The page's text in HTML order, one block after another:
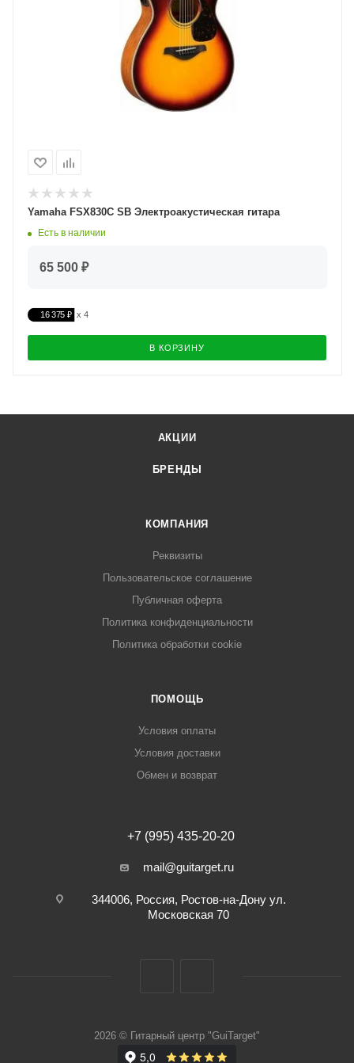
Yamaha FSX830С SB Электроакустическая гитара
Есть в наличии
65 500 ₽
16 375 ₽
В КОРЗИНУ
АКЦИИ
БРЕНДЫ
КОМПАНИЯ
Реквизиты
Пользовательское соглашение
Публичная оферта
Политика конфиденциальности
Политика обработки cookie
ПОМОЩЬ
Условия оплаты
Условия доставки
Обмен и возврат
+7 (995) 435-20-20
mail@guitarget.ru
344006, Россия, Ростов-на-Дону ул.
Московская 70
2026 © Гитарный центр "GuiTarget"